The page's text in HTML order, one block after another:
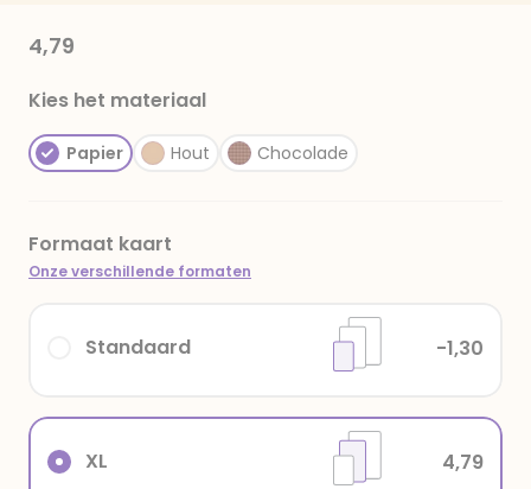
4,79
Kies het materiaal
Papier Hout Chocolade
Formaat kaart
Onze verschillende formaten
XL 4,79
Standaard -1,30